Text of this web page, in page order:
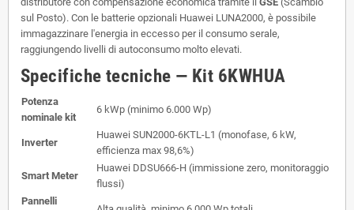
sul Posto). Con le batterie opzionali Huawei LUNA2000, è possibile
immagazzinare l'energia in eccesso per il consumo serale,
raggiungendo livelli di autoconsumo molto elevati.
Specifiche tecniche — Kit 6KWHUA
Potenza
nominale kit
6 kWp (minimo 6.000 Wp)
Inverter
Huawei SUN2000-6KTL-L1 (monofase, 6 kW,
efficienza max 98,6%)
Smart Meter
Huawei DDSU666-H (immissione zero, monitoraggio
flussi)
Pannelli